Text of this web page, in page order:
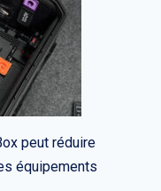
peut réduire
équipements